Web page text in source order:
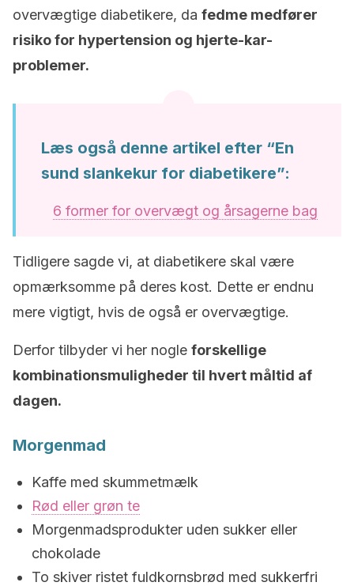
overvægtige diabetikere, da fedme medfører
risiko for hypertension og hjerte-kar-
problemer.
Læs også denne artikel efter “En
sund slankekur for diabetikere”:
6 former for overvægt og årsagerne bag
Tidligere sagde vi, at diabetikere skal være
opmærksomme på deres kost. Dette er endnu
mere vigtigt, hvis de også er overvægtige.
Derfor tilbyder vi her nogle forskellige
kombinationsmuligheder til hvert måltid af
dagen.
Morgenmad
Kaffe med skummetmælk
Rød eller grøn te
Morgenmadsprodukter uden sukker eller
chokolade
To skiver ristet fuldkornsbrød med sukkerfri